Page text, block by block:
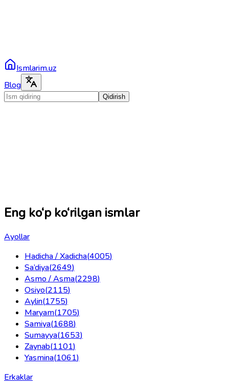
Ismlarim.uz
Blog
Qidirish
Eng ko‘p ko‘rilgan ismlar
Ayollar
Hadicha / Xadicha(4005)
Sa’diya(2649)
Asmo / Asma(2298)
Osiyo(2115)
Aylin(1755)
Maryam(1705)
Samiya(1688)
Sumayya(1653)
Zaynab(1101)
Yasmina(1061)
Erkaklar